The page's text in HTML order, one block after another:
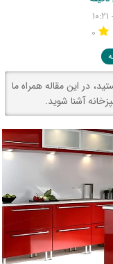
۰
در این مقاله همراه ما
آشنا شوید.